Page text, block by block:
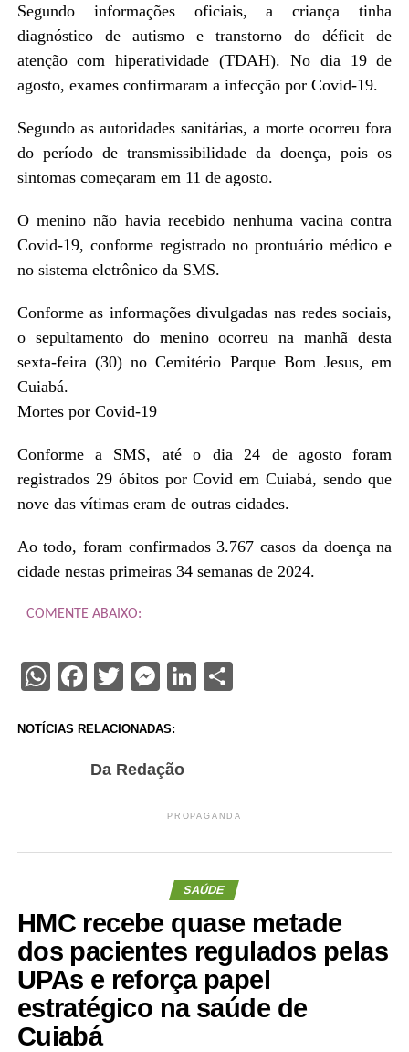
Segundo informações oficiais, a criança tinha
diagnóstico de autismo e transtorno do déficit de
atenção com hiperatividade (TDAH). No dia 19 de
agosto, exames confirmaram a infecção por Covid-19.
Segundo as autoridades sanitárias, a morte ocorreu fora
do período de transmissibilidade da doença, pois os
sintomas começaram em 11 de agosto.
O menino não havia recebido nenhuma vacina contra
Covid-19, conforme registrado no prontuário médico e
no sistema eletrônico da SMS.
Conforme as informações divulgadas nas redes sociais,
o sepultamento do menino ocorreu na manhã desta
sexta-feira (30) no Cemitério Parque Bom Jesus, em
Cuiabá.
Mortes por Covid-19
Conforme a SMS, até o dia 24 de agosto foram
registrados 29 óbitos por Covid em Cuiabá, sendo que
nove das vítimas eram de outras cidades.
Ao todo, foram confirmados 3.767 casos da doença na
cidade nestas primeiras 34 semanas de 2024.
COMENTE ABAIXO:
WhatsApp
Facebook
Twitter
Messenger
LinkedIn
Share
NOTÍCIAS RELACIONADAS:
Da Redação
PROPAGANDA
SAÚDE
HMC recebe quase metade
dos pacientes regulados pelas
UPAs e reforça papel
estratégico na saúde de
Cuiabá